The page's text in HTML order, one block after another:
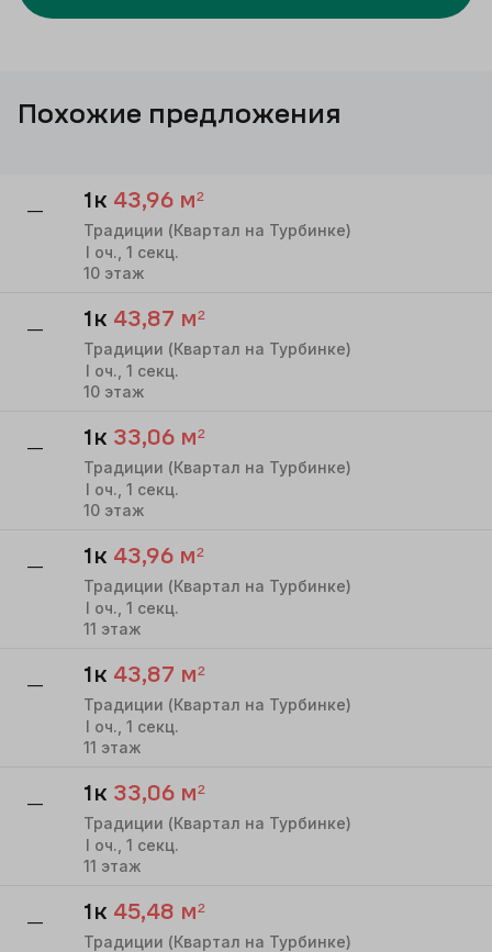
Похожие предложения
— 1к 43,96 м²
Традиции (Квартал на Турбинке)
I оч., 1 секц.
10 этаж
— 1к 43,87 м²
Традиции (Квартал на Турбинке)
I оч., 1 секц.
10 этаж
— 1к 33,06 м²
Традиции (Квартал на Турбинке)
I оч., 1 секц.
10 этаж
— 1к 43,96 м²
Традиции (Квартал на Турбинке)
I оч., 1 секц.
11 этаж
— 1к 43,87 м²
Традиции (Квартал на Турбинке)
I оч., 1 секц.
11 этаж
— 1к 33,06 м²
Традиции (Квартал на Турбинке)
I оч., 1 секц.
11 этаж
— 1к 45,48 м²
Традиции (Квартал на Турбинке)